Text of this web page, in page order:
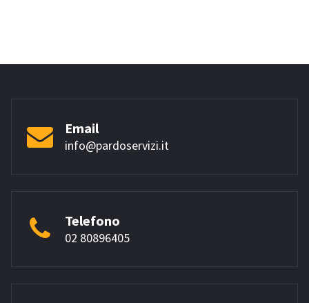
Email
info@pardoservizi.it
Telefono
02 80896405